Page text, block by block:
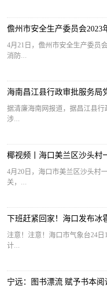
4月21日，儋州市安全生产委员
消防...
据清廉海南网报道，据昌江县
涉...
4月20日，海口市美兰区沙头村
关，...
注意！注意！海口市气象台24
计...
宁远：图书漂流 赋予书本阅